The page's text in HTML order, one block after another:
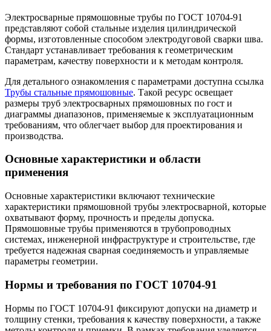
Электросварные прямошовные трубы по ГОСТ 10704-91
представляют собой стальные изделия цилиндрической
формы, изготовленные способом электродуговой сварки шва.
Стандарт устанавливает требования к геометрическим
параметрам, качеству поверхности и к методам контроля.
Для детального ознакомления с параметрами доступна ссылка
Трубы стальные прямошовные. Такой ресурс освещает
размеры труб электросварных прямошовных по гост и
диаграммы диапазонов, применяемые к эксплуатационным
требованиям, что облегчает выбор для проектирования и
производства.
Основные характеристики и области
применения
Основные характеристики включают технические
характеристики прямошовной трубы электросварной, которые
охватывают форму, прочность и пределы допуска.
Прямошовные трубы применяются в трубопроводных
системах, инженерной инфраструктуре и строительстве, где
требуется надежная сварная соединяемость и управляемые
параметры геометрии.
Нормы и требования по ГОСТ 10704-91
Нормы по ГОСТ 10704-91 фиксируют допуски на диаметр и
толщину стенки, требования к качеству поверхности, а также